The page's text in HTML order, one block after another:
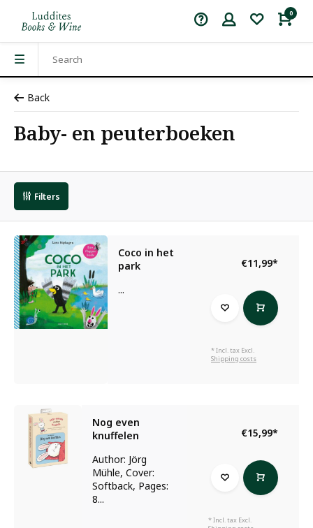
0
Back
Baby- en peuterboeken
Filters
Coco in het
park
...
€11,99*
* Incl. tax Excl.
Shipping costs
Nog even
knuffelen
Author: Jörg
Mühle, Cover:
Softback, Pages:
8...
€15,99*
* Incl. tax Excl.